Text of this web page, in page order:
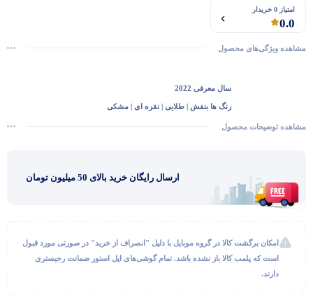
امتیاز 0 خریدار
0.0
مشاهده ویژگی‌های محصول
سال معرفی 2022
رنگ‌ ها بنفش | طلایی | نقره ای | مشکی
جنس بدنهاستیل ضد زنگ
وضوح تصویر
مشاهده توضیحات محصول
ارسال رایگان خرید بالای 50 میلیون تومان
امکان برگشت کالا در گروه موبایل با دلیل "انصراف از خرید" در صورتی مورد قبول
است که پلمب کالا باز نشده باشد. تمام گوشی‌های اپل استور ضمانت رجیستری
دارند.
گفتگو با غرفه‌دار
در حال اتصال...